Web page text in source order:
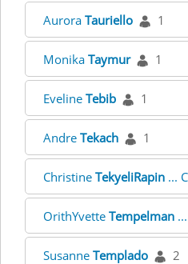
Aurora Tauriello 1
Monika Taymur 1
Eveline Tebib 1
Andre Tekach 1
Christine TekyeliRapin ...
OrithYvette Tempelman
Susanne Templado 2